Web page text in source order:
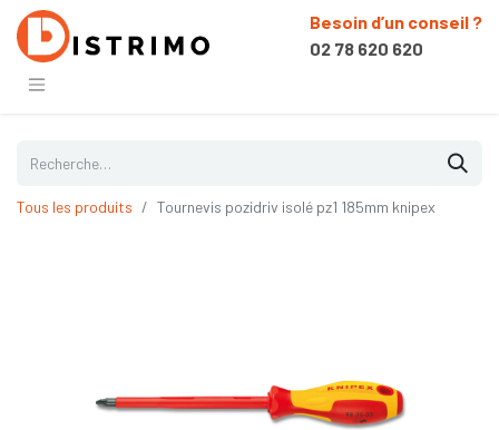
Besoin d’un conseil ?
02 78 620 620
Tous les produits Tournevis pozidriv isolé pz1 185mm knipex